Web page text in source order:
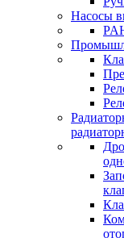
Насосы